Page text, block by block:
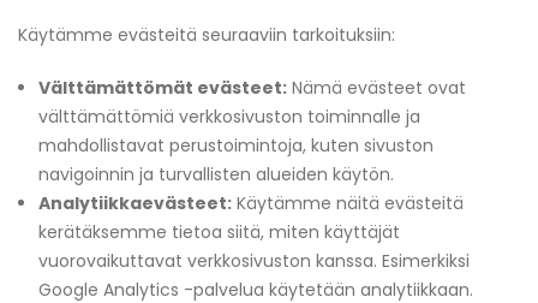
Käytämme evästeitä seuraaviin tarkoituksiin:
Välttämättömät evästeet: Nämä evästeet ovat
välttämättömiä verkkosivuston toiminnalle ja
mahdollistavat perustoimintoja, kuten sivuston
navigoinnin ja turvallisten alueiden käytön.
Analytiikkaevästeet: Käytämme näitä evästeitä
kerätäksemme tietoa siitä, miten käyttäjät
vuorovaikuttavat verkkosivuston kanssa. Esimerkiksi
Google Analytics -palvelua käytetään analytiikkaan.